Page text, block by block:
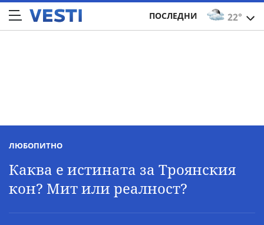
22°
ПОСЛЕДНИ
ЛЮБОПИТНО
Каква е истината за Троянския
кон? Мит или реалност?